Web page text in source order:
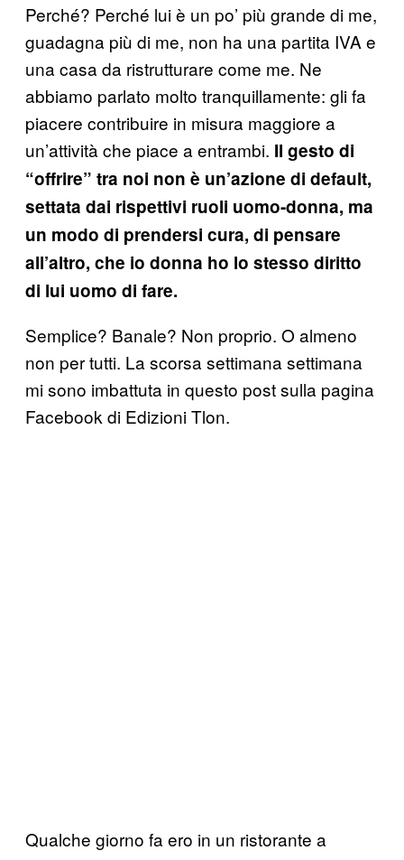
Perché? Perché lui è un po’ più grande di me,
guadagna più di me, non ha una partita IVA e
una casa da ristrutturare come me. Ne
abbiamo parlato molto tranquillamente: gli fa
piacere contribuire in misura maggiore a
un’attività che piace a entrambi. Il gesto di
“offrire” tra noi non è un’azione di default,
settata dai rispettivi ruoli uomo-donna, ma
un modo di prendersi cura, di pensare
all’altro, che io donna ho lo stesso diritto
di lui uomo di fare.
Semplice? Banale? Non proprio. O almeno
non per tutti. La scorsa settimana settimana
mi sono imbattuta in questo post sulla pagina
Facebook di Edizioni Tlon.
Qualche giorno fa ero in un ristorante a